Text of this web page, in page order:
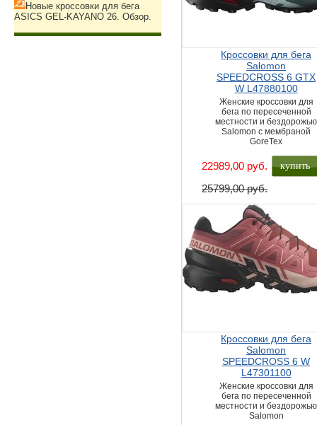
Кроссовки для бега
Salomon
SPEEDCROSS 6 GTX
W L47880100
Женские кроссовки для
бега по пересеченной
местности и бездорожью
Salomon с мембраной
GoreTex
22989,00 руб.
25799,00 руб.
купить
Кроссовки для бега
Salomon
SPEEDCROSS 6 W
L47301100
Женские кроссовки для
бега по пересеченной
местности и бездорожью
Salomon
Новые кроссовки для бега
ASICS GEL-KAYANO 26. Обзор.